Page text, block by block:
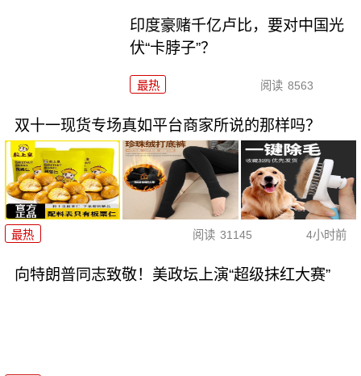
印度豪赌千亿卢比，要对中国光
伏“卡脖子”？
最热 阅读 8563
双十一现货专场真如平台商家所说的那样吗？
最热 阅读 31145 4小时前
向特朗普同志致敬！美政坛上演“超级抹红大赛”